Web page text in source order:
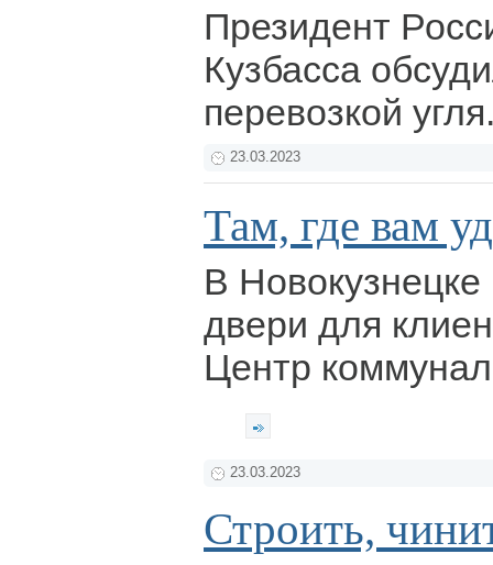
Президент
Кузбасса
перевозкой
23.03.2023
Там, где вам
В Новокузнецке
двери для
Центр
23.03.2023
Строить,